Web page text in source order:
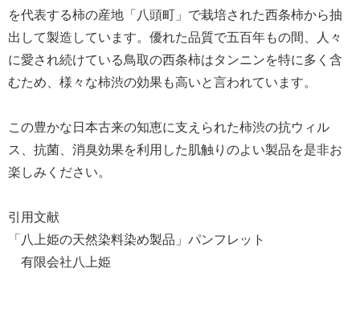
を代表する柿の産地「八頭町」で栽培された西条柿から抽
出して製造しています。優れた品質で五百年もの間、人々
に愛され続けている鳥取の西条柿はタンニンを特に多く含
むため、様々な柿渋の効果も高いと言われています。
この豊かな日本古来の知恵に支えられた柿渋の抗ウィル
ス、抗菌、消臭効果を利用した肌触りのよい製品を是非お
楽しみください。
引用文献
「八上姫の天然染料染め製品」パンフレット
有限会社八上姫